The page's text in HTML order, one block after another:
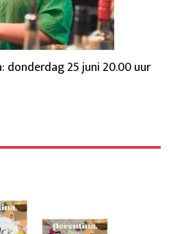
donderdag 25 juni 20.00 uur